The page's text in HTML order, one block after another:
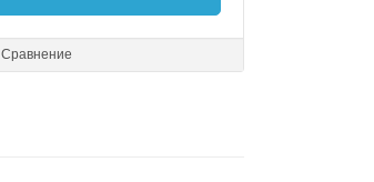
Сравнение